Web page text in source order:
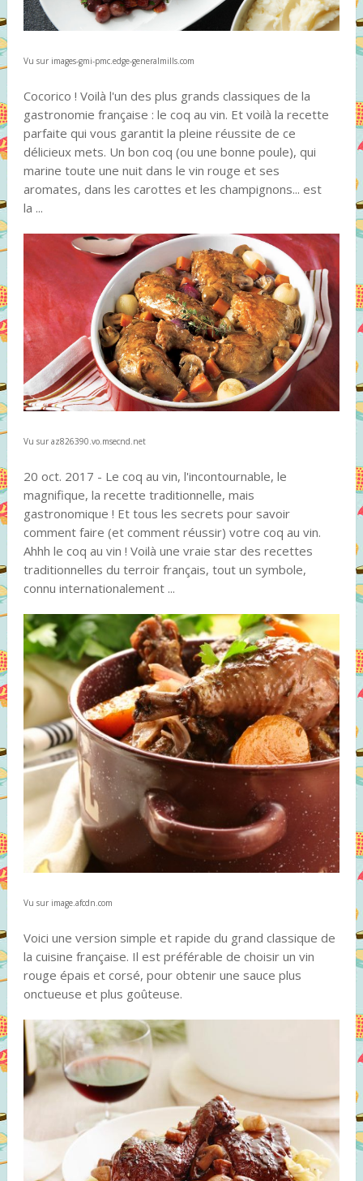
Vu sur images-gmi-pmc.edge-generalmills.com
Cocorico ! Voilà l'un des plus grands classiques de la
gastronomie française : le coq au vin. Et voilà la recette
parfaite qui vous garantit la pleine réussite de ce
délicieux mets. Un bon coq (ou une bonne poule), qui
marine toute une nuit dans le vin rouge et ses
aromates, dans les carottes et les champignons... est
la ...
Vu sur az826390.vo.msecnd.net
20 oct. 2017 - Le coq au vin, l'incontournable, le
magnifique, la recette traditionnelle, mais
gastronomique ! Et tous les secrets pour savoir
comment faire (et comment réussir) votre coq au vin.
Ahhh le coq au vin ! Voilà une vraie star des recettes
traditionnelles du terroir français, tout un symbole,
connu internationalement ...
Vu sur image.afcdn.com
Voici une version simple et rapide du grand classique de
la cuisine française. Il est préférable de choisir un vin
rouge épais et corsé, pour obtenir une sauce plus
onctueuse et plus goûteuse.